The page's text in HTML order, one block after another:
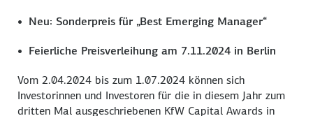
Neu: Sonderpreis für „Best Emerging Manager“
Feierliche Preisverleihung am 7.11.2024 in Berlin
Vom 2.04.2024 bis zum 1.07.2024 können sich
Investorinnen und Investoren für die in diesem Jahr zum
dritten Mal ausgeschriebenen KfW Capital Awards in